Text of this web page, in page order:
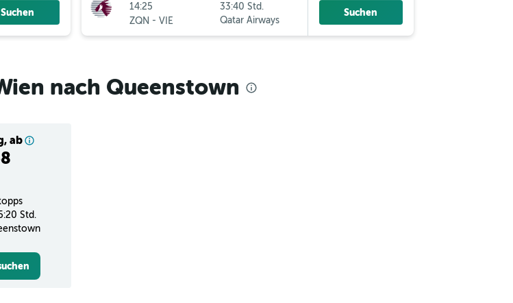
Suchen
14:25
ZQN - VIE
33:40 Std.
Qatar Airways
Suchen
nach Queenstown
ab
Std.